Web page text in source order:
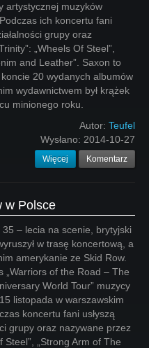
artystycznej muzyków
ich koncertu fani
grupy oraz
„Wheels Of Steel”,
and Leather”. Saxon to
20 wydanych albumów
wydawnictwem był krążek
minionego roku.
Autor: Teufel
Wysłano: 2014-10-27
Więcej Komentarz
w Polsce
35 – lecia na scenie, brytyjski
w trasę koncertową, a
amerykanie ze Skid Row.
„Warriors of the Road – The
World Tour” muzycy
listopada w warszawskim
koncertu fani usłyszą
grupy oraz nazywane przez
Steel”, „Strong Arm of The